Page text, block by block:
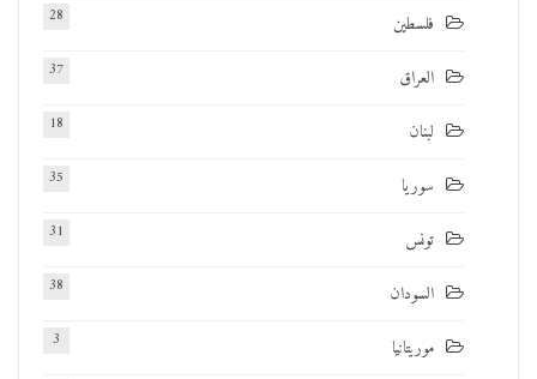
فلسطين 28
العراق 37
لبنان 18
سوريا 35
تونس 31
السودان 38
موريتانيا 3